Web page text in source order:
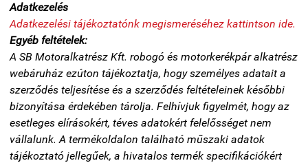
Adatkezelés
Adatkezelési tájékoztatónk megismeréséhez kattintson ide.
Egyéb feltételek:
A SB Motoralkatrész Kft. robogó és motorkerékpár alkatrész
webáruház ezúton tájékoztatja, hogy személyes adatait a
szerződés teljesítése és a szerződés feltételeinek későbbi
bizonyítása érdekében tárolja. Felhívjuk figyelmét, hogy az
esetleges elírásokért, téves adatokért felelősséget nem
vállalunk. A termékoldalon található műszaki adatok
tájékoztató jellegűek, a hivatalos termék specifikációkért